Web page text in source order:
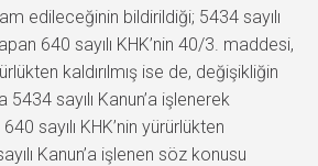
edileceğinin bildirildiği; 5434 sayılı
640 sayılı KHK’nin 40/3. maddesi,
kaldırılmış ise de, değişikliğin
5434 sayılı Kanun’a işlenerek
sayılı KHK’nin yürürlükten
Kanun’a işlenen söz konusu